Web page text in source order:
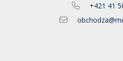
+421 41